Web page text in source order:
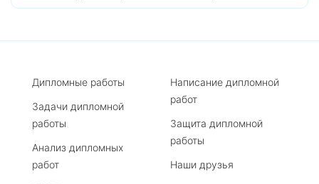
Дипломные работы
Задачи дипломной
работы
Анализ дипломных
работ
Написание дипломной
работ
Защита дипломной
работы
Наши друзья